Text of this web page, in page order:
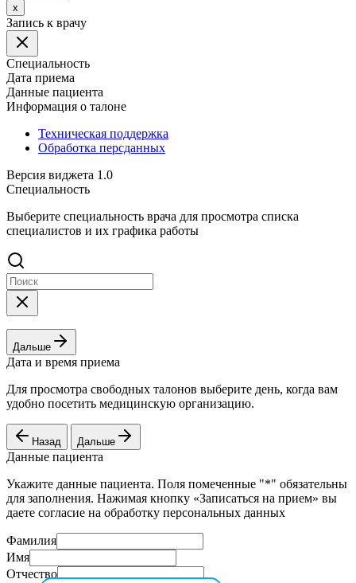
x
Запись к врачу
Специальность
Дата приема
Данные пациента
Информация о талоне
Техническая поддержка
Обработка персданных
Версия виджета 1.0
Специальность
Выберите специальность врача для просмотра списка
специалистов и их графика работы
Дальше
Дата и время приема
Для просмотра свободных талонов выберите день, когда вам
удобно посетить медицинскую организацию.
Назад Дальше
Данные пациента
Укажите данные пациента. Поля помеченные "*" обязательны
для заполнения. Нажимая кнопку «Записаться на прием» вы
даете согласие на обработку персональных данных
Фамилия
Имя
Отчество